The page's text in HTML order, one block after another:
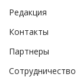
Редакция
Контакты
Партнеры
Сотрудничество